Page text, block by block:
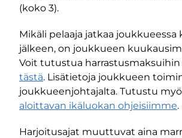
(koko 3).
Mikäli pelaaja jatkaa joukkueessa
jälkeen, on joukkueen
Voit tutustua
tästä. Lisätietoja joukkueen
joukkueenjohtajalta. Tutustu
aloittavan ikäluokan ohjeisiimme.
Harjoitusajat muuttuvat aina